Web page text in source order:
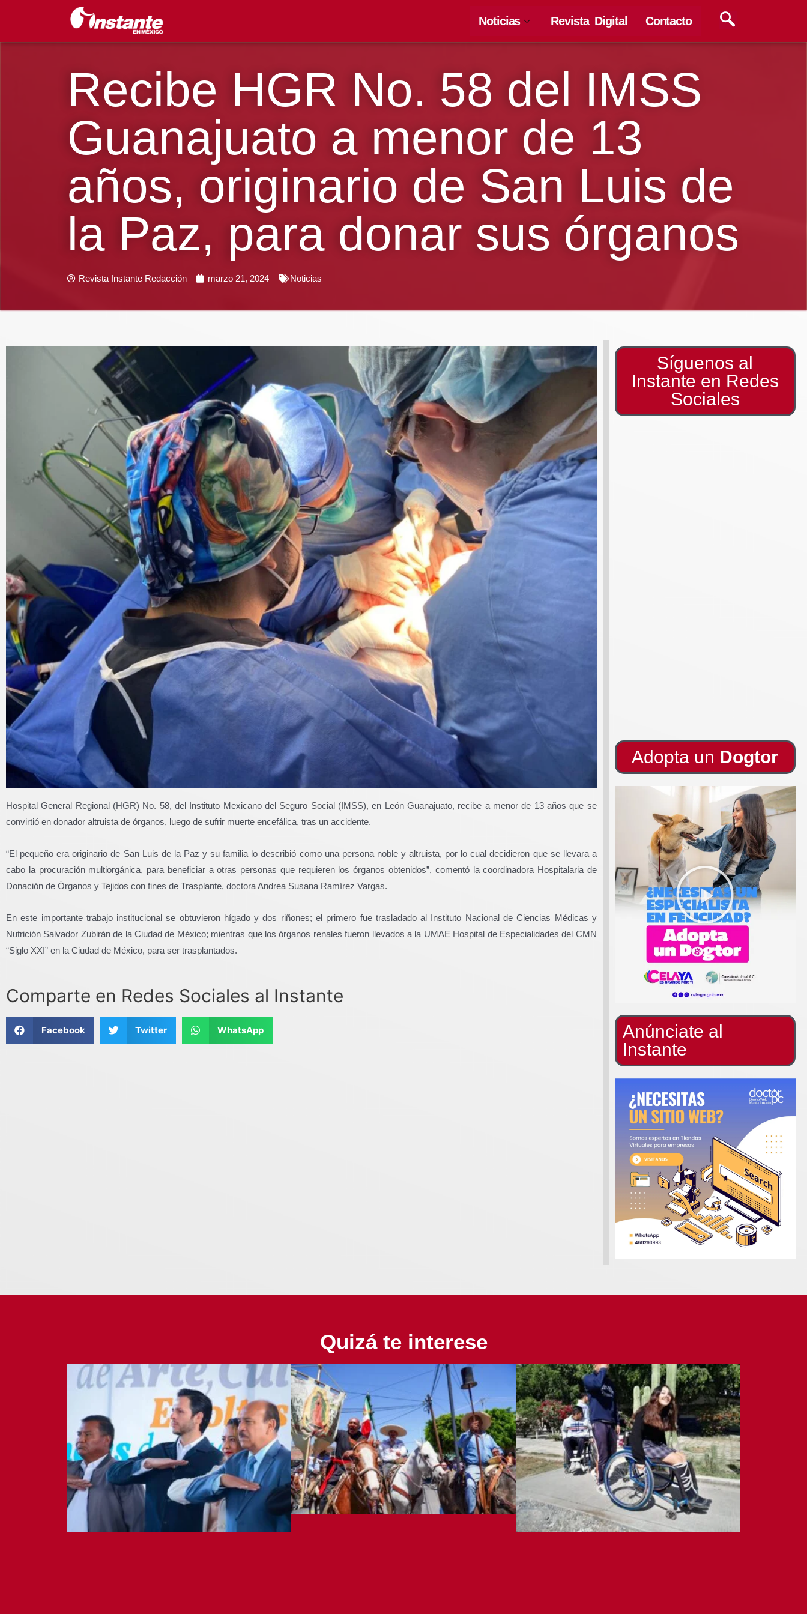
Noticias Revista Digital Contacto
Recibe HGR No. 58 del IMSS
Guanajuato a menor de 13
años, originario de San Luis de
la Paz, para donar sus órganos
Revista Instante Redacción marzo 21, 2024 Noticias
Hospital General Regional (HGR) No. 58, del Instituto Mexicano del Seguro Social (IMSS), en León Guanajuato, recibe a menor de 13 años que se
convirtió en donador altruista de órganos, luego de sufrir muerte encefálica, tras un accidente.
“El pequeño era originario de San Luis de la Paz y su familia lo describió como una persona noble y altruista, por lo cual decidieron que se llevara a
cabo la procuración multiorgánica, para beneficiar a otras personas que requieren los órganos obtenidos”, comentó la coordinadora Hospitalaria de
Donación de Órganos y Tejidos con fines de Trasplante, doctora Andrea Susana Ramírez Vargas.
En este importante trabajo institucional se obtuvieron hígado y dos riñones; el primero fue trasladado al Instituto Nacional de Ciencias Médicas y
Nutrición Salvador Zubirán de la Ciudad de México; mientras que los órganos renales fueron llevados a la UMAE Hospital de Especialidades del CMN
“Siglo XXI” en la Ciudad de México, para ser trasplantados.
Comparte en Redes Sociales al Instante
Facebook Twitter WhatsApp
Síguenos al
Instante en Redes
Sociales
Adopta un Dogtor
Anúnciate al
Instante
Quizá te interese